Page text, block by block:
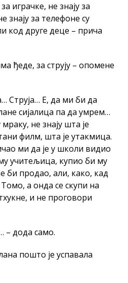
играчке, не знају за
знају за телефоне су
код друге деце – прича
ђеде, за струју – опомене
Струја… Е, да ми би да
сијалица па да умрем…
не знају шта је
филм, шта је утакмица.
ми да је у школи видио
учитељица, купио би му
би продао, али, како, кад
а онда се скупи на
и не проговори
– дода само.
пошто је успавала